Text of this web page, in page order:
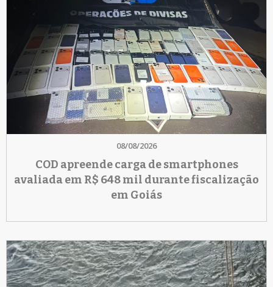
08/08/2026
COD apreende carga de smartphones
avaliada em R$ 648 mil durante fiscalização
em Goiás